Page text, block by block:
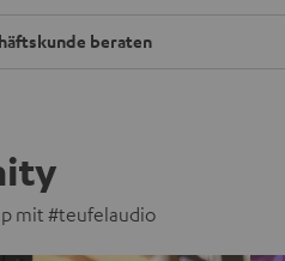
beraten
mit #teufelaudio